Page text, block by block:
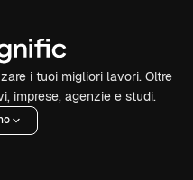
i tuoi migliori lavori. Oltre
imprese, agenzie e studi.